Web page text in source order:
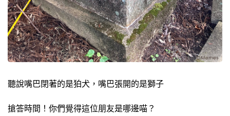
聽說嘴巴閉著的是狛犬，嘴巴張開的是獅子
搶答時間！你們覺得這位朋友是哪邊喵？